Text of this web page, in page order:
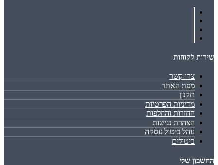
שירות לקוחות
צרו קשר
מפת האתר
תקנון
מדיניות הפרטיות
החזרות והחלפות
הצהרת נגישות
נוהל ביטול עסקה
ביטולים
החשבון שלי